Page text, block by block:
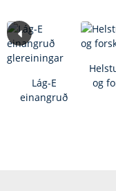
Lág-E
einangruð
og